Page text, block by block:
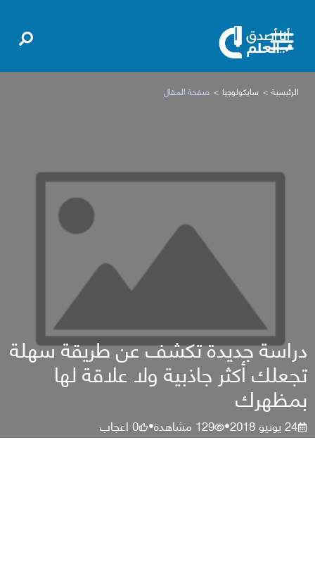
الرئيسية سايكولوجيا صفحة المقال
دراسة جديدة تكشف عن طريقة سهلة
تجعلك أكثر جاذبية ولا علاقة لها
بمظهرك
24 يونيو 2018 •
129 مشاهدة•
0اعجاب